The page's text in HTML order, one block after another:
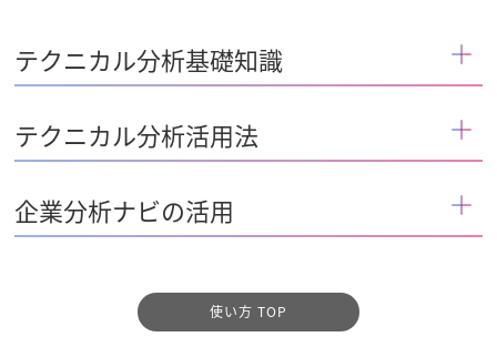
テクニカル分析基礎知識
テクニカル分析活用法
企業分析ナビの活用
使い方 TOP